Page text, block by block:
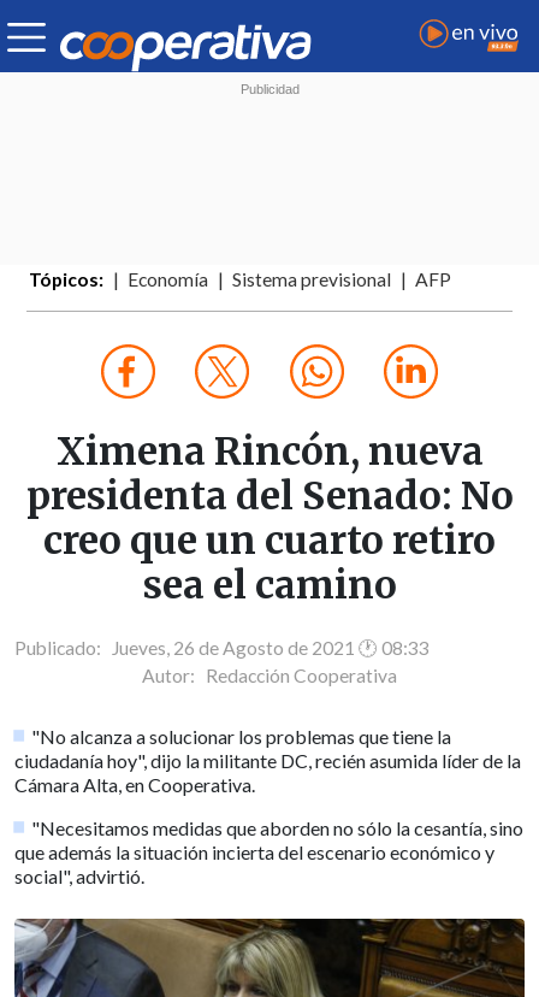
Tópicos: Economía Sistema previsional AFP
Ximena Rincón, nueva
presidenta del Senado: No
creo que un cuarto retiro
sea el camino
Publicado: Jueves, 26 de Agosto de 2021 🕐 08:33
Autor: Redacción Cooperativa
"No alcanza a solucionar los problemas que tiene la
ciudadanía hoy", dijo la militante DC, recién asumida líder de la
Cámara Alta, en Cooperativa.
"Necesitamos medidas que aborden no sólo la cesantía, sino
que además la situación incierta del escenario económico y
social", advirtió.